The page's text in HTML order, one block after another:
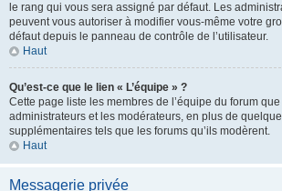
le rang qui vous sera assigné par défaut. Les
peuvent vous autoriser à modifier vous-même votre
défaut depuis le panneau de contrôle de l’utilisateur.
Haut
Qu’est-ce que le lien « L’équipe » ?
Cette page liste les membres de l’équipe du forum
administrateurs et les modérateurs, en plus de
supplémentaires tels que les forums qu’ils modèrent.
Haut
Messagerie privée